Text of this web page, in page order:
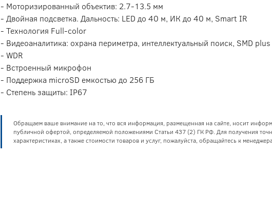
- Моторизированный объектив: 2.7-13.5 мм
- Двойная подсветка. Дальность: LED до 40 м, ИК до 40 м, Smart IR
- Технология Full-color
- Видеоаналитика: охрана периметра, интеллектуальный поиск, SMD plus
- WDR
- Встроенный микрофон
- Поддержка microSD емкостью до 256 ГБ
- Степень защиты: IP67
Обращаем ваше внимание на то, что вся информация, размещенная на сайте, носит
публичной офертой, определяемой положениями Статьи 437 (2) ГК РФ. Для получения
характеристиках, а также стоимости товаров и услуг, пожалуйста, обращайтесь к